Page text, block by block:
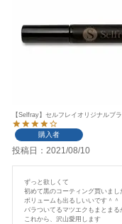
【Selfray】セルフレイオリジナル
購入者
投稿日 2021/08/10
ずっと欲しくて
初めて黒のコーティング買いまし
ボリュームも出るしいいです＾＾
バラついてるマツエクもまとまる
これから、沢山愛用します